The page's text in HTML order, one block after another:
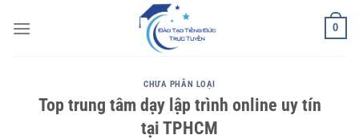
qua
0
CHƯA PHÂN LOẠI
Top trung tâm dạy lập trình online uy tín
tại TPHCM